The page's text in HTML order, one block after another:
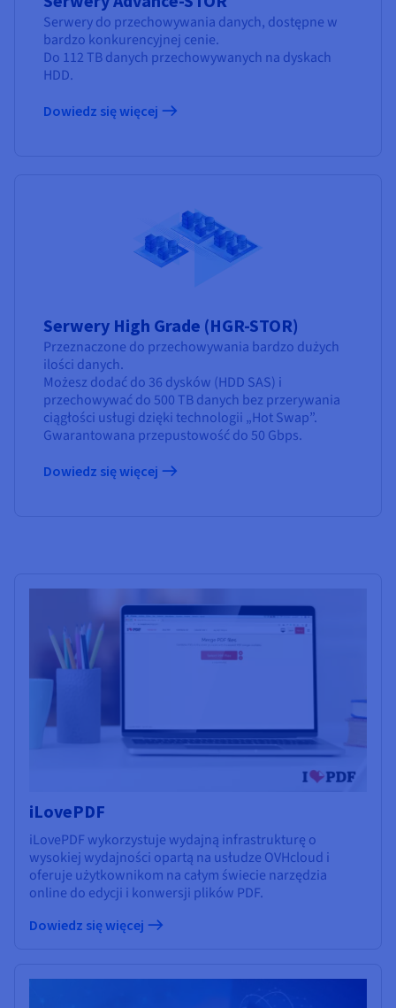
Serwery do przechowywania danych, dostępne w
bardzo konkurencyjnej cenie.
Do 112 TB danych przechowywanych na dyskach
HDD.
Dowiedz się więcej
Serwery High Grade (HGR-STOR)
Przeznaczone do przechowywania bardzo dużych
ilości danych.
Możesz dodać do 36 dysków (HDD SAS) i
przechowywać do 500 TB danych bez przerywania
ciągłości usługi dzięki technologii „Hot Swap”.
Gwarantowana przepustowość do 50 Gbps.
Dowiedz się więcej
iLovePDF
iLovePDF wykorzystuje wydajną infrastrukturę o
wysokiej wydajności opartą na usłudze OVHcloud i
oferuje użytkownikom na całym świecie narzędzia
online do edycji i konwersji plików PDF.
Dowiedz się więcej